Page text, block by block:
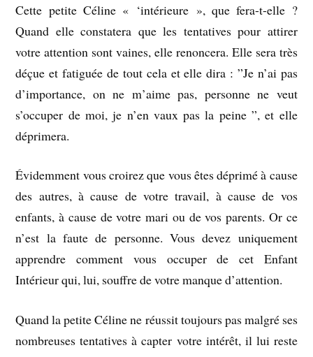
Cette petite Céline « ‘intérieure », que fera-t-elle ?
Quand elle constatera que les tentatives pour attirer
votre attention sont vaines, elle renoncera. Elle sera très
déçue et fatiguée de tout cela et elle dira : ”Je n’ai pas
d’importance, on ne m’aime pas, personne ne veut
s’occuper de moi, je n’en vaux pas la peine ”, et elle
déprimera.
Évidemment vous croirez que vous êtes déprimé à cause
des autres, à cause de votre travail, à cause de vos
enfants, à cause de votre mari ou de vos parents. Or ce
n’est la faute de personne. Vous devez uniquement
apprendre comment vous occuper de cet Enfant
Intérieur qui, lui, souffre de votre manque d’attention.
Quand la petite Céline ne réussit toujours pas malgré ses
nombreuses tentatives à capter votre intérêt, il lui reste